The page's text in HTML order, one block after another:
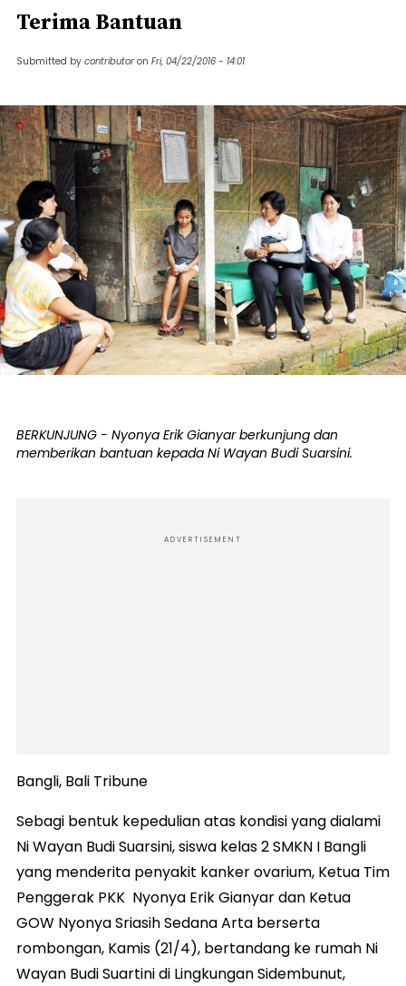
Terima Bantuan
Submitted by contributor on Fri, 04/22/2016 - 14:01
BERKUNJUNG - Nyonya Erik Gianyar berkunjung dan
memberikan bantuan kepada Ni Wayan Budi Suarsini.
ADVERTISEMENT
Bangli, Bali Tribune
Sebagi bentuk kepedulian atas kondisi yang dialami
Ni Wayan Budi Suarsini, siswa kelas 2 SMKN I Bangli
yang menderita penyakit kanker ovarium, Ketua Tim
Penggerak PKK Nyonya Erik Gianyar dan Ketua
GOW Nyonya Sriasih Sedana Arta berserta
rombongan, Kamis (21/4), bertandang ke rumah Ni
Wayan Budi Suartini di Lingkungan Sidembunut,